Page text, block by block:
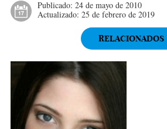
Publicado: 24 de mayo de 2010
Actualizado: 25 de febrero de 2019
RELACIONADOS